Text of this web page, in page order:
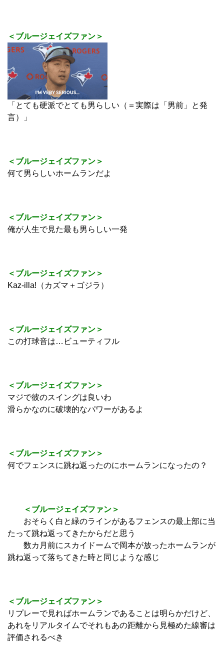
＜ブルージェイズファン＞
「とても硬派でとても男らしい（＝実際は「男前」と発
言）」
＜ブルージェイズファン＞
何て男らしいホームランだよ
＜ブルージェイズファン＞
俺が人生で見た最も男らしい一発
＜ブルージェイズファン＞
Kaz-illa!（カズマ＋ゴジラ）
＜ブルージェイズファン＞
この打球音は…ビューティフル
＜ブルージェイズファン＞
マジで彼のスイングは良いわ
滑らかなのに破壊的なパワーがあるよ
＜ブルージェイズファン＞
何でフェンスに跳ね返ったのにホームランになったの？
＜ブルージェイズファン＞
おそらく白と緑のラインがあるフェンスの最上部に当
たって跳ね返ってきたからだと思う
数カ月前にスカイドームで岡本が放ったホームランが
跳ね返って落ちてきた時と同じような感じ
＜ブルージェイズファン＞
リプレーで見ればホームランであることは明らかだけど、
あれをリアルタイムでそれもあの距離から見極めた線審は
評価されるべき